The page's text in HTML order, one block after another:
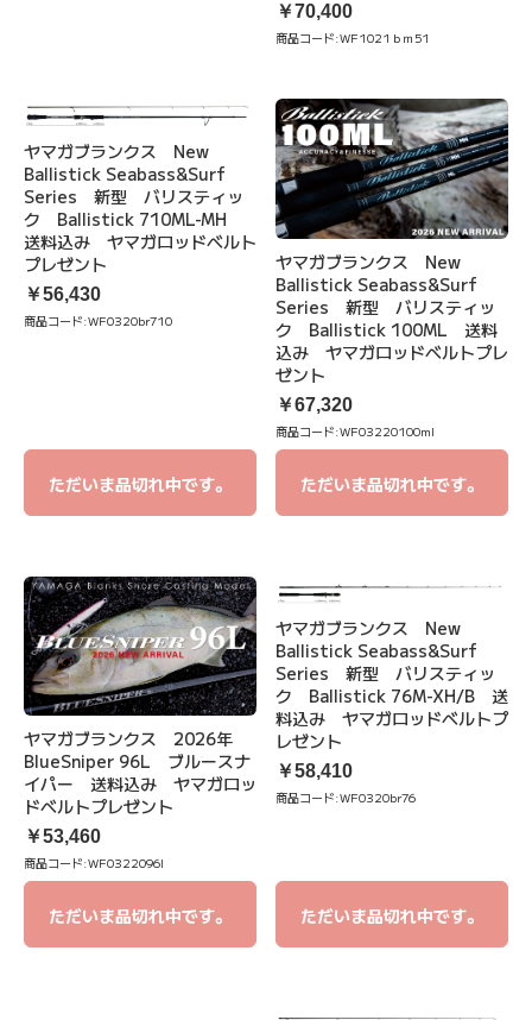
￥70,400
商品コード:WF1021ｂｍ51
ヤマガブランクス New
Ballistick Seabass&Surf
Series 新型 バリスティッ
ク Ballistick 710ML-MH
送料込み ヤマガロッドベルト
プレゼント
￥56,430
商品コード:WF0320br710
ただいま品切れ中です。
ヤマガブランクス New
Ballistick Seabass&Surf
Series 新型 バリスティッ
ク Ballistick 100ML 送料
込み ヤマガロッドベルトプレ
ゼント
￥67,320
商品コード:WF03220100ml
ただいま品切れ中です。
ヤマガブランクス 2026年
BlueSniper 96L ブルースナ
イパー 送料込み ヤマガロッ
ドベルトプレゼント
￥53,460
商品コード:WF0322096l
ただいま品切れ中です。
ヤマガブランクス New
Ballistick Seabass&Surf
Series 新型 バリスティッ
ク Ballistick 76M-XH/B 送
料込み ヤマガロッドベルトプ
レゼント
￥58,410
商品コード:WF0320br76
ただいま品切れ中です。